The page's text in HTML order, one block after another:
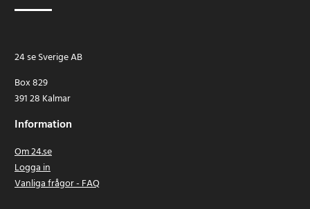
24 se Sverige AB
Box 829
391 28 Kalmar
Information
Om 24.se
Logga in
Vanliga frågor - FAQ